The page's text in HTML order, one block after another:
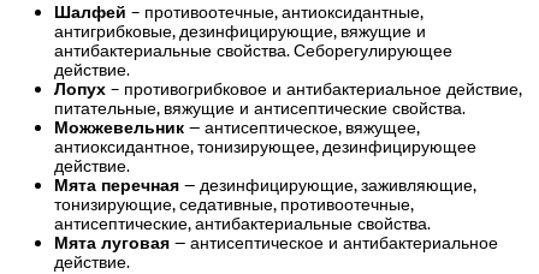
Шалфей – противоотечные, антиоксидантные,
антигрибковые, дезинфицирующие, вяжущие и
антибактериальные свойства. Себорегулирующее
действие.
Лопух – противогрибковое и антибактериальное действие,
питательные, вяжущие и антисептические свойства.
Можжевельник — антисептическое, вяжущее,
антиоксидантное, тонизирующее, дезинфицирующее
действие.
Мята перечная — дезинфицирующие, заживляющие,
тонизирующие, седативные, противоотечные,
антисептические, антибактериальные свойства.
Мята луговая — антисептическое и антибактериальное
действие.